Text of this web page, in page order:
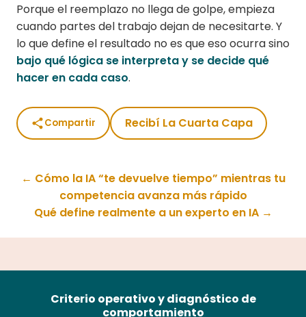
Porque el reemplazo no llega de golpe, empieza
cuando partes del trabajo dejan de necesitarte. Y
lo que define el resultado no es que eso ocurra sino
bajo qué lógica se interpreta y se decide qué
hacer en cada caso.
Compartir Recibí La Cuarta Capa
← Cómo la IA “te devuelve tiempo” mientras tu
competencia avanza más rápido
Qué define realmente a un experto en IA →
Criterio operativo y diagnóstico de
comportamiento